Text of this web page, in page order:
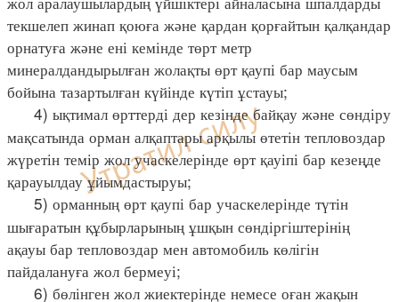
текшелеп жинап қоюға және қардан қорғайтын қалқандар
орнатуға және ені кемінде төрт метр
минералдандырылған жолақты өрт қаупі бар маусым
бойына тазартылған күйінде күтіп ұстауы;
4) ықтимал өрттерді дер кезінде байқау және сөндіру
мақсатында орман алқаптары арқылы өтетін тепловоздар
жүретін темір жол учаскелерінде өрт қауіпі бар кезеңде
қарауылдау ұйымдастыруы;
5) орманның өрт қаупі бар учаскелерінде түтін
шығаратын құбырларының ұшқын сөндіргіштерінің
ақауы бар тепловоздар мен автомобиль көлігін
пайдалануға жол бермеуі;
6) бөлінген жол жиектерінде немесе оған жақын